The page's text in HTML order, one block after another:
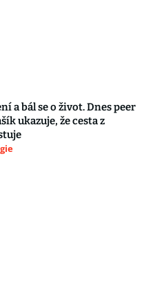
a bál se o život. Dnes peer
ukazuje, že cesta z